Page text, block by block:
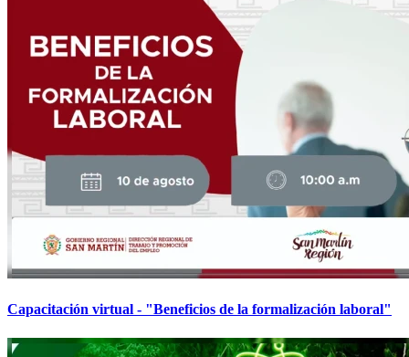
Capacitación virtual - "Beneficios de la formalización laboral"